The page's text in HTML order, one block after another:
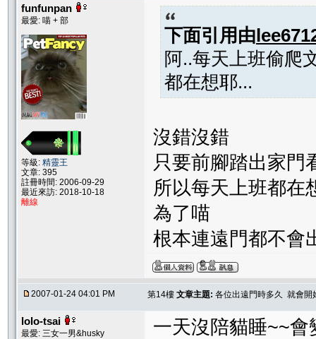
funfunpan
最愛: 喵 + 部
等級: 精靈王
文章: 395
註冊時間: 2006-09-29
最近來訪: 2018-10-18
離線
下面引用由
阿..每天上班偷爬
都在想耶...
沒錯沒錯
只要前腳踏出家門
所以每天上班都在
為了喵
根本連遠門都不會
2007-01-24 04:01 PM 第14樓 文章主題: 各位出遠門時多久 就會開
lolo-tsai
最愛: 三女一男&husky 一天沒陪貓睡~~